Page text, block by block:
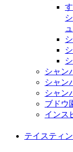
シャン
シャン
シャン
ブドウ
インス
テイスティ